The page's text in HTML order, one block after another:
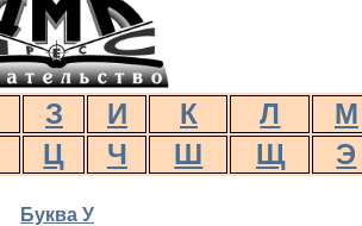
З И К Л М
Ц Ч Ш Щ Э
Буква У